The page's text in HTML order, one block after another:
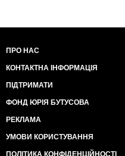
ПРО НАС
КОНТАКТНА ІНФОРМАЦІЯ
ПІДТРИМАТИ
ФОНД ЮРІЯ БУТУСОВА
РЕКЛАМА
УМОВИ КОРИСТУВАННЯ